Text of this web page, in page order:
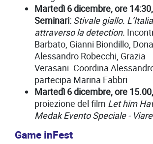
Martedì 6 dicembre, ore
Seminari: Stivale giallo.
attraverso la detection.
Barbato, Gianni Biondillo,
Alessandro Robecchi, Grazia
Verasani. Coordina
partecipa Marina Fabbri
Martedì 6 dicembre, ore
proiezione del film Let him
Medak Evento Speciale -
Game inFest